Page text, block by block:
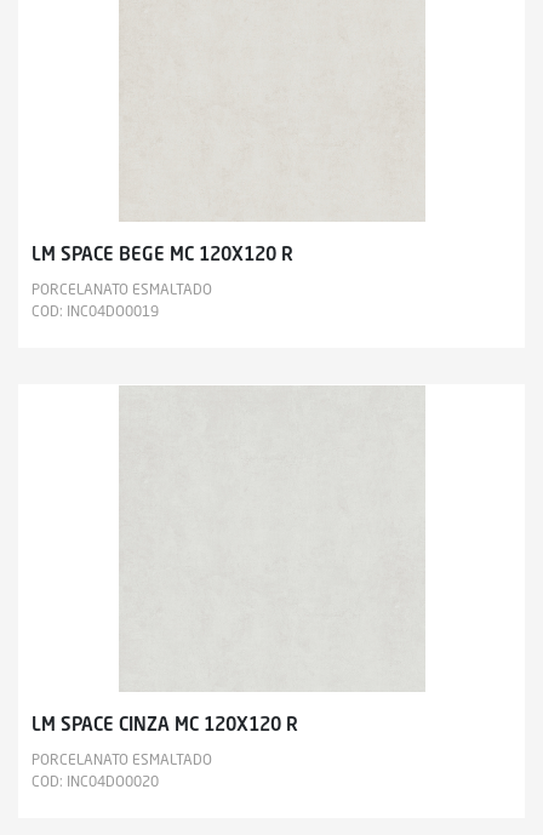
LM SPACE BEGE MC 120X120 R
PORCELANATO ESMALTADO
COD: INC04DO0019
LM SPACE CINZA MC 120X120 R
PORCELANATO ESMALTADO
COD: INC04DO0020